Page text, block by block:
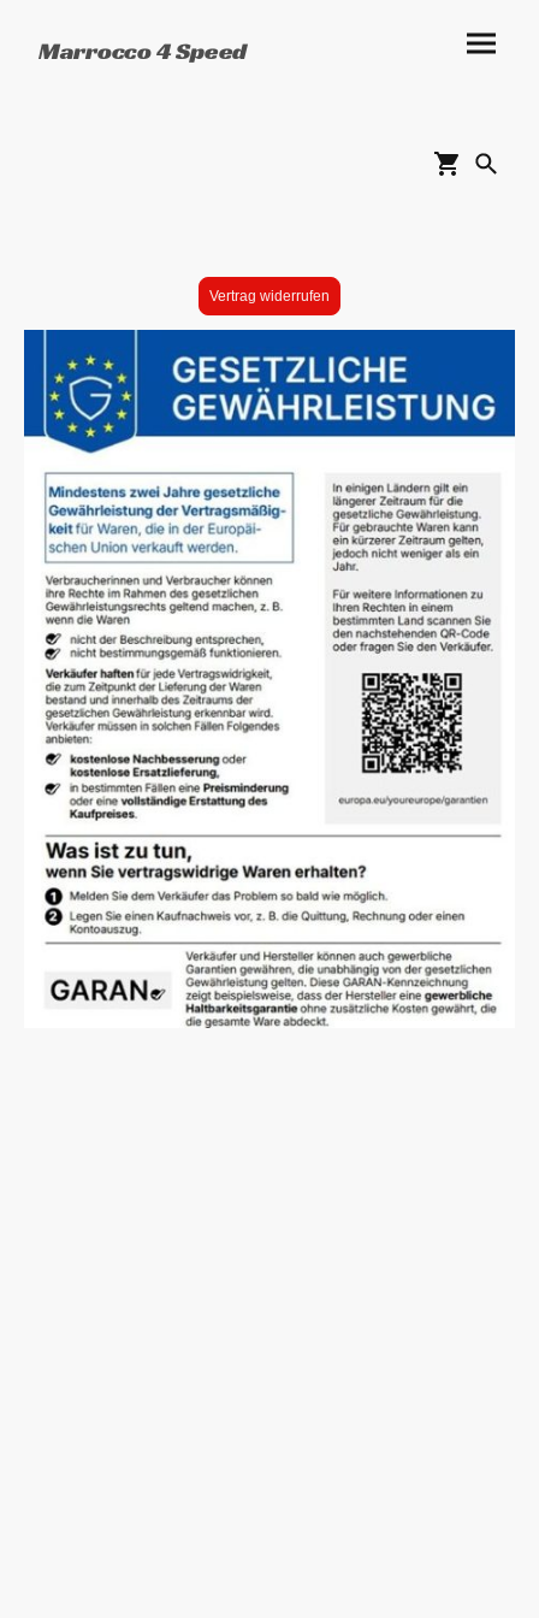
Marrocco 4 Speed
Vertrag widerrufen